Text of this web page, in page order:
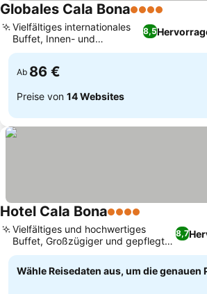
Globales Cala Bona4 Sterne
8,5
Vielfältiges internationales
Buffet, Innen- und
Außenpools
Ab 86 €
Preise von 14 Websites
Hotel Cala Bona4 Sterne
8,7
Vielfältiges und hochwertiges
Buffet, Großzügiger und gepflegter
Poolbereich
Wähle Reisedaten aus, um die genauen